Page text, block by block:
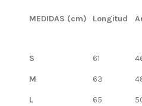
MEDIDAS (cm) Longitud
S 61
M 63
L 65